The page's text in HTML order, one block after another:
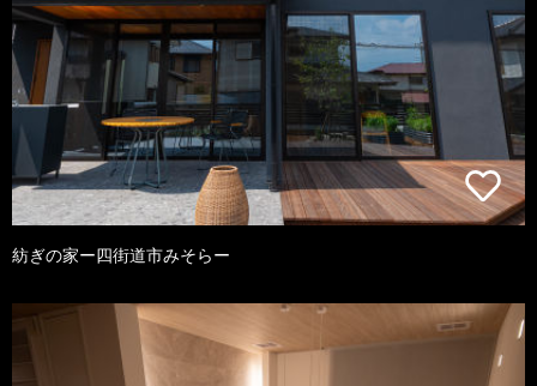
紡ぎの家ー四街道市みそらー